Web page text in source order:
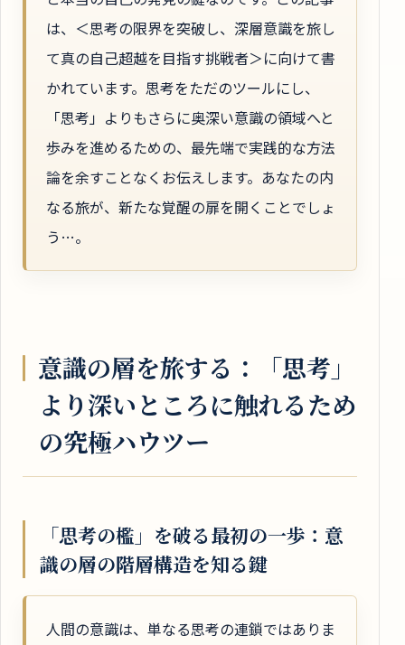
は、＜思考の限界を突破し、深層意識を旅し
て真の自己超越を目指す挑戦者＞に向けて書
かれています。思考をただのツールにし、
「思考」よりもさらに奥深い意識の領域へと
歩みを進めるための、最先端で実践的な方法
論を余すことなくお伝えします。あなたの内
なる旅が、新たな覚醒の扉を開くことでしょ
う…。
意識の層を旅する：「思考」
より深いところに触れるため
の究極ハウツー
「思考の檻」を破る最初の一歩：意
識の層の階層構造を知る鍵
人間の意識は、単なる思考の連鎖ではありま